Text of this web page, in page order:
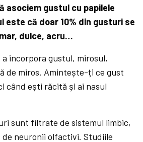
asociem gustul cu papilele
este că doar 10% din gusturi se
dulce, acru…
incorpora gustul, mirosul,
de miros. Amintește-ți ce gust
când ești răcită și ai nasul
sunt filtrate de sistemul limbic,
de neuronii olfactivi. Studiile